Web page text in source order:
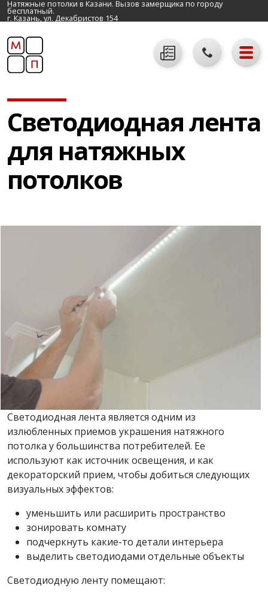
Натяжные потолки в Казани. Вызов замерщика по городу
бесплатный.
г. Казань, ул. Декабристов 154
Светодиодная лента
для натяжных
потолков
Светодиодная лента является одним из
излюбленных приемов украшения натяжного
потолка у большинства потребителей. Ее
используют как источник освещения, и как
декораторский прием, чтобы добиться следующих
визуальных эффектов:
уменьшить или расширить пространство
зонировать комнату
подчеркнуть какие-то детали интерьера
выделить светодиодами отдельные объекты
Светодиодную ленту помещают: